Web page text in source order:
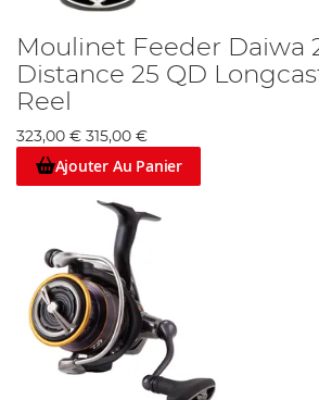
Moulinet Feeder Daiwa
Distance 25 QD
Reel
323,00 € 315,00 €
Ajouter Au Panier